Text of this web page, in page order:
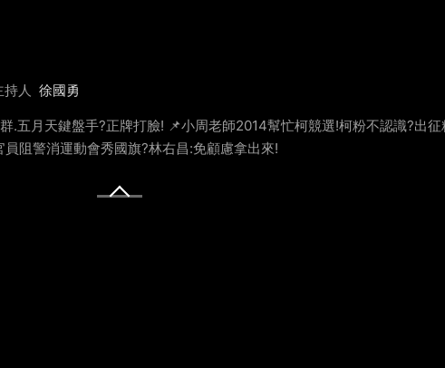
持人 徐國勇
.五月天鍵盤手?正牌打臉! 📌小周老師2014幫忙柯競選!柯粉不認識?出
阻警消運動會秀國旗?林右昌:免顧慮拿出來!